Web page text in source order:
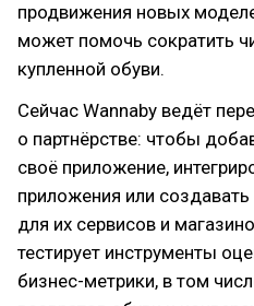
продвижения новых
может помочь сократить
купленной обуви.
Сейчас Wannaby ведёт
о партнёрстве: чтобы
своё приложение,
приложения или
для их сервисов и
тестирует инструменты
бизнес-метрики, в том